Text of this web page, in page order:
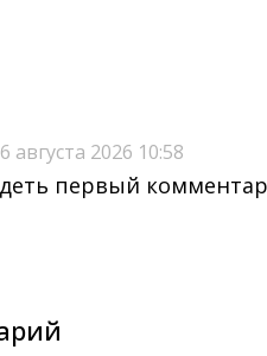
6 августа 2026 10:58
первый